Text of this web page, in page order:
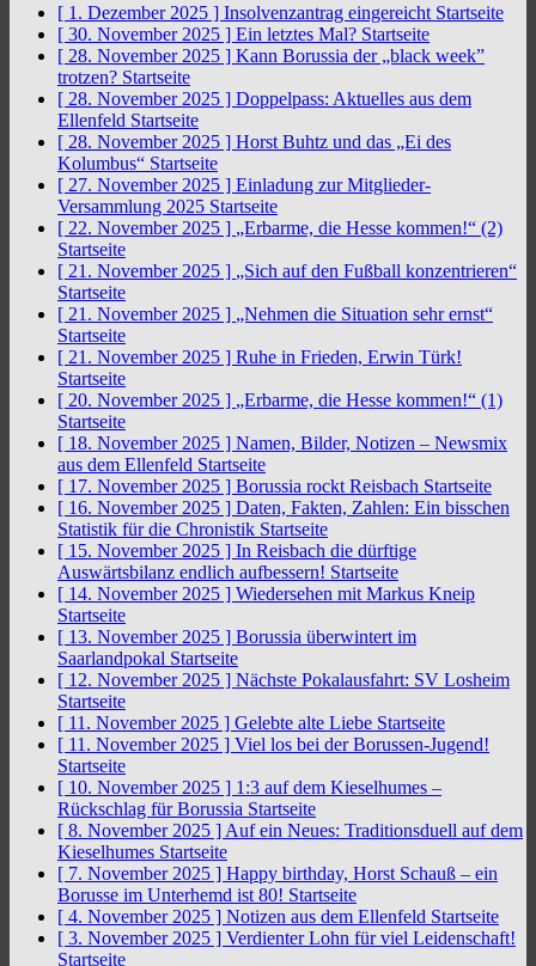
[ 1. Dezember 2025 ] Insolvenzantrag eingereicht Startseite
[ 30. November 2025 ] Ein letztes Mal? Startseite
[ 28. November 2025 ] Kann Borussia der „black week”
trotzen? Startseite
[ 28. November 2025 ] Doppelpass: Aktuelles aus dem
Ellenfeld Startseite
[ 28. November 2025 ] Horst Buhtz und das „Ei des
Kolumbus“ Startseite
[ 27. November 2025 ] Einladung zur Mitglieder-
Versammlung 2025 Startseite
[ 22. November 2025 ] „Erbarme, die Hesse kommen!“ (2)
Startseite
[ 21. November 2025 ] „Sich auf den Fußball konzentrieren“
Startseite
[ 21. November 2025 ] „Nehmen die Situation sehr ernst“
Startseite
[ 21. November 2025 ] Ruhe in Frieden, Erwin Türk!
Startseite
[ 20. November 2025 ] „Erbarme, die Hesse kommen!“ (1)
Startseite
[ 18. November 2025 ] Namen, Bilder, Notizen – Newsmix
aus dem Ellenfeld Startseite
[ 17. November 2025 ] Borussia rockt Reisbach Startseite
[ 16. November 2025 ] Daten, Fakten, Zahlen: Ein bisschen
Statistik für die Chronistik Startseite
[ 15. November 2025 ] In Reisbach die dürftige
Auswärtsbilanz endlich aufbessern! Startseite
[ 14. November 2025 ] Wiedersehen mit Markus Kneip
Startseite
[ 13. November 2025 ] Borussia überwintert im
Saarlandpokal Startseite
[ 12. November 2025 ] Nächste Pokalausfahrt: SV Losheim
Startseite
[ 11. November 2025 ] Gelebte alte Liebe Startseite
[ 11. November 2025 ] Viel los bei der Borussen-Jugend!
Startseite
[ 10. November 2025 ] 1:3 auf dem Kieselhumes –
Rückschlag für Borussia Startseite
[ 8. November 2025 ] Auf ein Neues: Traditionsduell auf dem
Kieselhumes Startseite
[ 7. November 2025 ] Happy birthday, Horst Schauß – ein
Borusse im Unterhemd ist 80! Startseite
[ 4. November 2025 ] Notizen aus dem Ellenfeld Startseite
[ 3. November 2025 ] Verdienter Lohn für viel Leidenschaft!
Startseite